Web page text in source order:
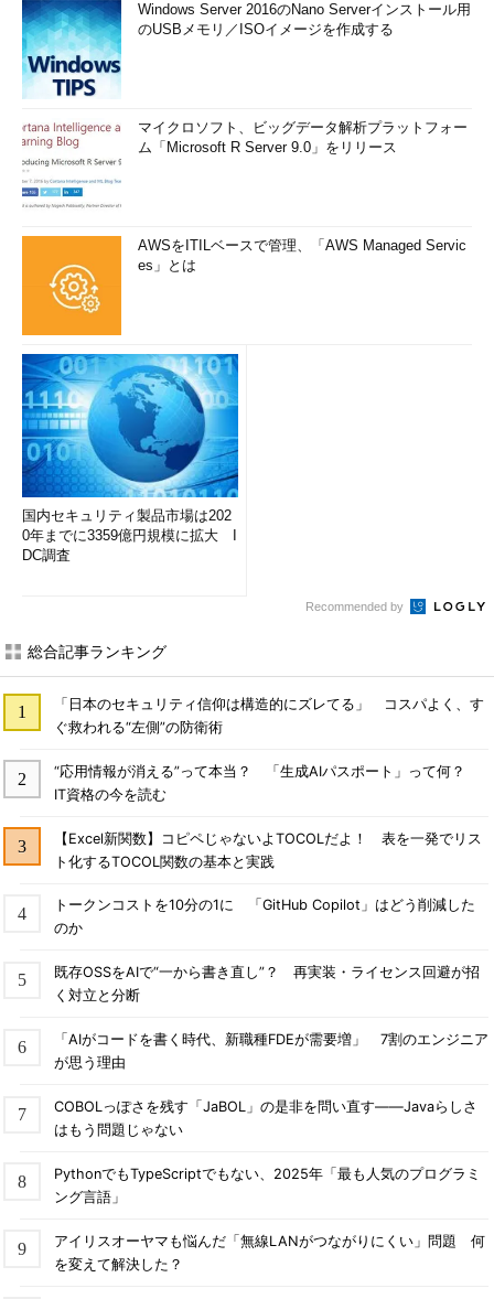
Windows Server 2016のNano Serverインストール用
のUSBメモリ／ISOイメージを作成する
マイクロソフト、ビッグデータ解析プラットフォー
ム「Microsoft R Server 9.0」をリリース
AWSをITILベースで管理、「AWS Managed Servic
es」とは
国内セキュリティ製品市場は202
0年までに3359億円規模に拡大 I
DC調査
Recommended by
総合記事ランキング
「日本のセキュリティ信仰は構造的にズレてる」 コスパよく、す
ぐ救われる“左側”の防衛術
“応用情報が消える”って本当？ 「生成AIパスポート」って何？
IT資格の今を読む
【Excel新関数】コピペじゃないよTOCOLだよ！ 表を一発でリス
ト化するTOCOL関数の基本と実践
トークンコストを10分の1に 「GitHub Copilot」はどう削減した
のか
既存OSSをAIで“一から書き直し”？ 再実装・ライセンス回避が招
く対立と分断
「AIがコードを書く時代、新職種FDEが需要増」 7割のエンジニア
が思う理由
COBOLっぽさを残す「JaBOL」の是非を問い直す――Javaらしさ
はもう問題じゃない
PythonでもTypeScriptでもない、2025年「最も人気のプログラミ
ング言語」
アイリスオーヤマも悩んだ「無線LANがつながりにくい」問題 何
を変えて解決した？